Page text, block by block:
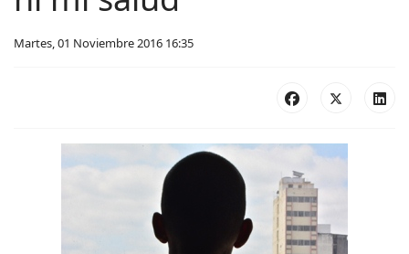
Martes, 01 Noviembre 2016 16:35